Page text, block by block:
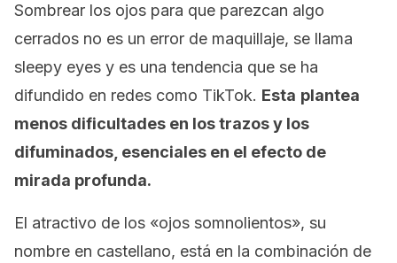
Sombrear los ojos para que parezcan algo
cerrados no es un error de maquillaje, se llama
sleepy eyes y es una tendencia que se ha
difundido en redes como TikTok. Esta plantea
menos dificultades en los trazos y los
difuminados, esenciales en el efecto de
mirada profunda.
El atractivo de los «ojos somnolientos», su
nombre en castellano, está en la combinación de